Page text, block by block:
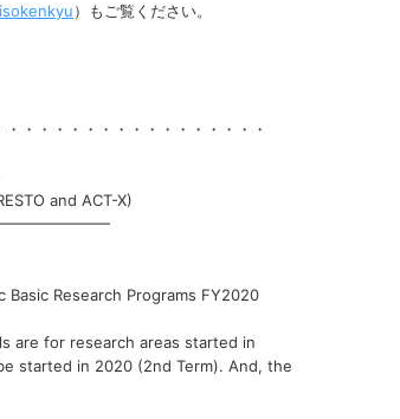
）もご覧ください。
・・・・・・・・・・・・・・・・
and ACT-X)
Research Programs FY2020
are for research areas started in
started in 2020 (2nd Term). And, the